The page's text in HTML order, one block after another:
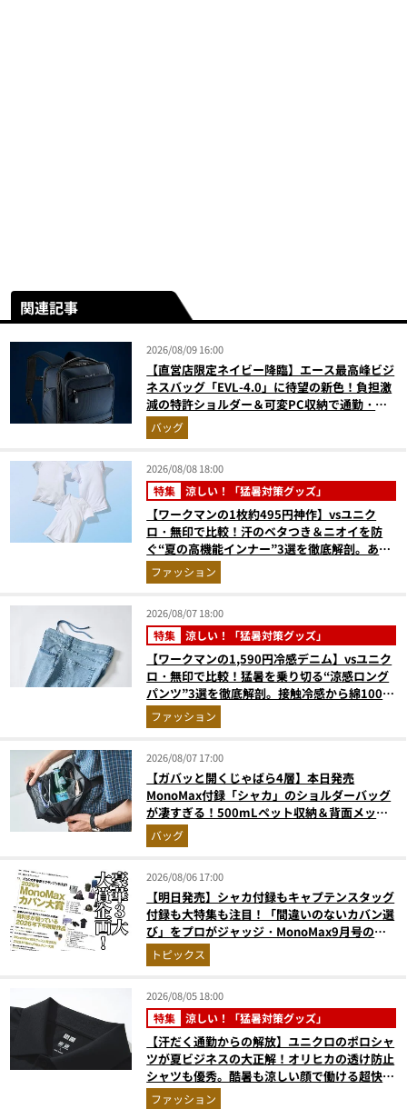
関連記事
2026/08/09 16:00
【直営店限定ネイビー降臨】エース最高峰ビジ
ネスバッグ「EVL-4.0」に待望の新色！負担激
減の特許ショルダー＆可変PC収納で通勤・出
張が無敵に
バッグ
2026/08/08 18:00
特集 涼しい！「猛暑対策グッズ」
【ワークマンの1枚約495円神作】vsユニク
ロ・無印で比較！汗のベタつき＆ニオイを防
ぐ“夏の高機能インナー”3選を徹底解剖。あな
たに最適な1着は？
ファッション
2026/08/07 18:00
特集 涼しい！「猛暑対策グッズ」
【ワークマンの1,590円冷感デニム】vsユニク
ロ・無印で比較！猛暑を乗り切る“涼感ロング
パンツ”3選を徹底解剖。接触冷感から綿100%
まで決定版
ファッション
2026/08/07 17:00
【ガバッと開くじゃばら4層】本日発売
MonoMax付録「シャカ」のショルダーバッグ
が凄すぎる！500mLペット収納＆背面メッシ
ュでベタつかない
バッグ
2026/08/06 17:00
【明日発売】シャカ付録もキャプテンスタッグ
付録も大特集も注目！「間違いのないカバン選
び」をプロがジャッジ・MonoMax9月号の目
次を公開
トピックス
2026/08/05 18:00
特集 涼しい！「猛暑対策グッズ」
【汗だく通勤からの解放】ユニクロのポロシャ
ツが夏ビジネスの大正解！オリヒカの透け防止
シャツも優秀。酷暑も涼しい顔で働ける超快適
ウエアの実力
ファッション